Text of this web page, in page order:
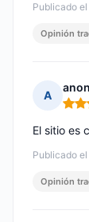
Publicado
Opinión
A
Publicado
El sitio es
Opinión